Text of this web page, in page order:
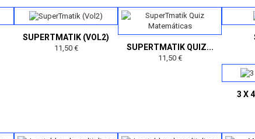
SUPERTMATIK (VOL2)
11,50 € SUPERTMATIK QUIZ...
11,50 €
3 X